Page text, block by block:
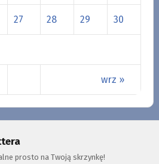
wrz »
27 28 29 30
prosto na Twoją skrzynkę!